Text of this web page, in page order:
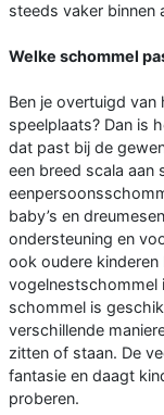
steeds vaker binnen
Welke schommel
Ben je overtuigd
speelplaats? Dan is
dat past bij de
een breed scala aan
baby’s en
ondersteuning en
ook oudere
vogelnestschommel
schommel is
verschillende
zitten of staan. De
fantasie en daagt
proberen.